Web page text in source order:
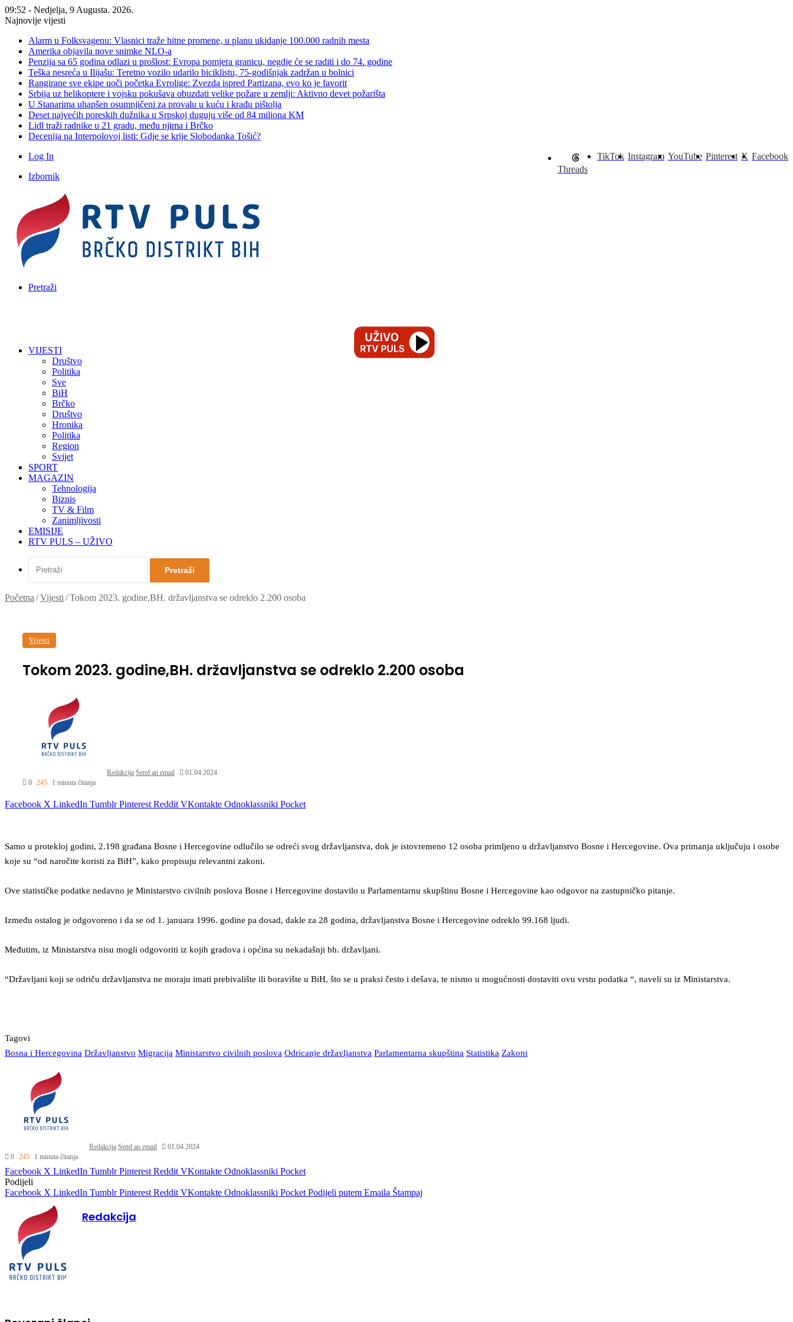
09:52 - Nedjelja, 9 Augusta. 2026.
Najnovije vijesti
Alarm u Folksvagenu: Vlasnici traže hitne promene, u planu ukidanje 100.000 radnih mesta
Amerika objavila nove snimke NLO-a
Penzija sa 65 godina odlazi u prošlost: Evropa pomjera granicu, negdje će se raditi i do 74. godine
Teška nesreća u Ilijašu: Teretno vozilo udarilo biciklistu, 75-godišnjak zadržan u bolnici
Rangirane sve ekipe uoči početka Evrolige: Zvezda ispred Partizana, evo ko je favorit
Srbija uz helikoptere i vojsku pokušava obuzdati velike požare u zemlji: Aktivno devet požarišta
U Stanarima uhapšen osumnjičeni za provalu u kuću i krađu pištolja
Deset najvećih poreskih dužnika u Srpskoj duguju više od 84 miliona KM
Lidl traži radnike u 21 gradu, među njima i Brčko
Decenija na Interpolovoj listi: Gdje se krije Slobodanka Tošić?
Facebook
X
Pinterest
YouTube
Instagram
TikTok
Threads
Log In
Izbornik
Pretraži
VIJESTI
Društvo
Politika
Sve
BiH
Brčko
Društvo
Hronika
Politika
Region
Svijet
SPORT
MAGAZIN
Tehnologija
Biznis
TV & Film
Zanimljivosti
EMISIJE
RTV PULS – UŽIVO
Pretraži
Početna /Vijesti /Tokom 2023. godine,BH. državljanstva se odreklo 2.200 osoba
Vijesti
Tokom 2023. godine,BH. državljanstva se odreklo 2.200 osoba
Redakcija Send an email
01.04.2024
0 245 1 minuta čitanja
Facebook X LinkedIn Tumblr Pinterest Reddit VKontakte Odnoklassniki Pocket
Samo u protekloj godini, 2.198 građana Bosne i Hercegovine odlučilo se odreći svog državljanstva, dok je istovremeno 12 osoba primljeno u državljanstvo Bosne i Hercegovine. Ova primanja uključuju i osobe
koje su “od naročite koristi za BiH”, kako propisuju relevantni zakoni.
Ove statističke podatke nedavno je Ministarstvo civilnih poslova Bosne i Hercegovine dostavilo u Parlamentarnu skupštinu Bosne i Hercegovine kao odgovor na zastupničko pitanje.
Između ostalog je odgovoreno i da se od 1. januara 1996. godine pa dosad, dakle za 28 godina, državljanstva Bosne i Hercegovine odreklo 99.168 ljudi.
Međutim, iz Ministarstva nisu mogli odgovoriti iz kojih gradova i općina su nekadašnji bh. državljani.
“Državljani koji se odriču državljanstva ne moraju imati prebivalište ili boravište u BiH, što se u praksi često i dešava, te nismo u mogućnosti dostaviti ovu vrstu podatka “, naveli su iz Ministarstva.
Tagovi
Bosna i Hercegovina Državljanstvo Migracija Ministarstvo civilnih poslova Odricanje državljanstva Parlamentarna skupština Statistika Zakoni
Redakcija Send an email
01.04.2024
0 245 1 minuta čitanja
Facebook X LinkedIn Tumblr Pinterest Reddit VKontakte Odnoklassniki Pocket
Podijeli
Facebook X LinkedIn Tumblr Pinterest Reddit VKontakte Odnoklassniki Pocket Podijeli putem Emaila Štampaj
Redakcija